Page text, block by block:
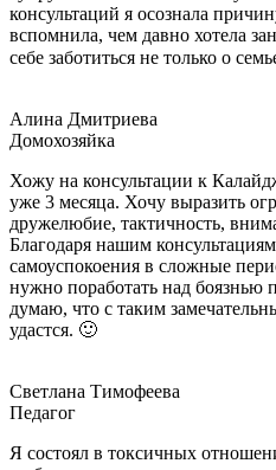
консультаций я осознала
вспомнила, чем давно хотела
себе заботиться не только о
Алина Дмитриева
Домохозяйка
Хожу на консультации к
уже 3 месяца. Хочу выразить
дружелюбие, тактичность,
Благодаря нашим
самоуспокоения в сложные
нужно поработать над
думаю, что с таким
удастся. 🙂
Светлана Тимофеева
Педагог
Я состоял в токсичных